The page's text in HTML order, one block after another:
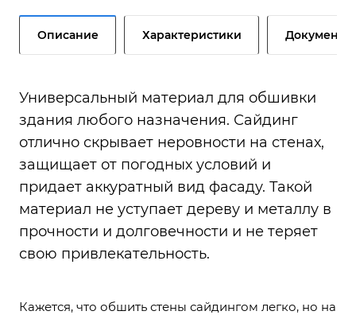
Описание Характеристики Документы
Универсальный материал для обшивки
здания любого назначения. Сайдинг
отлично скрывает неровности на стенах,
защищает от погодных условий и
придает аккуратный вид фасаду. Такой
материал не уступает дереву и металлу в
прочности и долговечности и не теряет
свою привлекательность.
Кажется, что обшить стены сайдингом легко, но на